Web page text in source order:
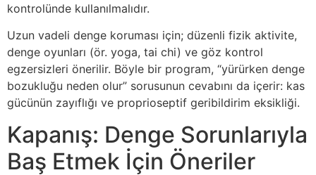
kontrolünde kullanılmalıdır.
Uzun vadeli denge koruması için; düzenli fizik aktivite,
denge oyunları (ör. yoga, tai chi) ve göz kontrol
egzersizleri önerilir. Böyle bir program, “yürürken denge
bozukluğu neden olur” sorusunun cevabını da içerir: kas
gücünün zayıflığı ve proprioseptif geribildirim eksikliği.
Kapanış: Denge Sorunlarıyla
Baş Etmek İçin Öneriler